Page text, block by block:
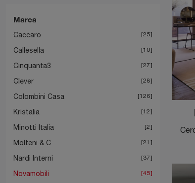
Marca
Caccaro 25
Callesella 10
Cinquanta3 27
Clever 28
Colombini Casa 126
Kristalia 12
Minotti Italia 2
Molteni & C 21
Nardi Interni 37
Novamobili 45